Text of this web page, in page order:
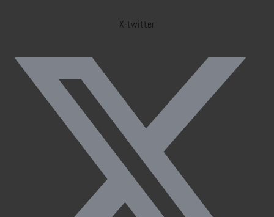
X-twitter